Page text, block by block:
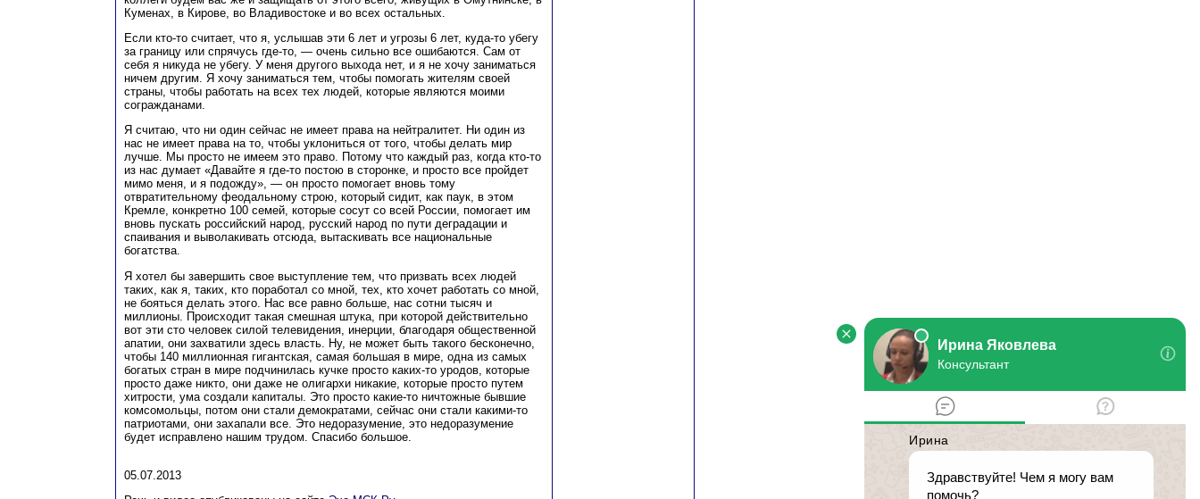
Куменах, в Кирове, во Владивостоке и во всех остальных.
Если кто-то считает, что я, услышав эти 6 лет и угрозы 6 лет, куда-то убегу
за границу или спрячусь где-то, — очень сильно все ошибаются. Сам от
себя я никуда не убегу. У меня другого выхода нет, и я не хочу заниматься
ничем другим. Я хочу заниматься тем, чтобы помогать жителям своей
страны, чтобы работать на всех тех людей, которые являются моими
согражданами.
Я считаю, что ни один сейчас не имеет права на нейтралитет. Ни один из
нас не имеет права на то, чтобы уклониться от того, чтобы делать мир
лучше. Мы просто не имеем это право. Потому что каждый раз, когда кто-то
из нас думает «Давайте я где-то постою в сторонке, и просто все пройдет
мимо меня, и я подожду», — он просто помогает вновь тому
отвратительному феодальному строю, который сидит, как паук, в этом
Кремле, конкретно 100 семей, которые сосут со всей России, помогает им
вновь пускать российский народ, русский народ по пути деградации и
спаивания и выволакивать отсюда, вытаскивать все национальные
богатства.
Я хотел бы завершить свое выступление тем, что призвать всех людей
таких, как я, таких, кто поработал со мной, тех, кто хочет работать со мной,
не бояться делать этого. Нас все равно больше, нас сотни тысяч и
миллионы. Происходит такая смешная штука, при которой действительно
вот эти сто человек силой телевидения, инерции, благодаря общественной
апатии, они захватили здесь власть. Ну, не может быть такого бесконечно,
чтобы 140 миллионная гигантская, самая большая в мире, одна из самых
богатых стран в мире подчинилась кучке просто каких-то уродов, которые
просто даже никто, они даже не олигархи никакие, которые просто путем
хитрости, ума создали капиталы. Это просто какие-то ничтожные бывшие
комсомольцы, потом они стали демократами, сейчас они стали какими-то
патриотами, они захапали все. Это недоразумение, это недоразумение
будет исправлено нашим трудом. Спасибо большое.
05.07.2013